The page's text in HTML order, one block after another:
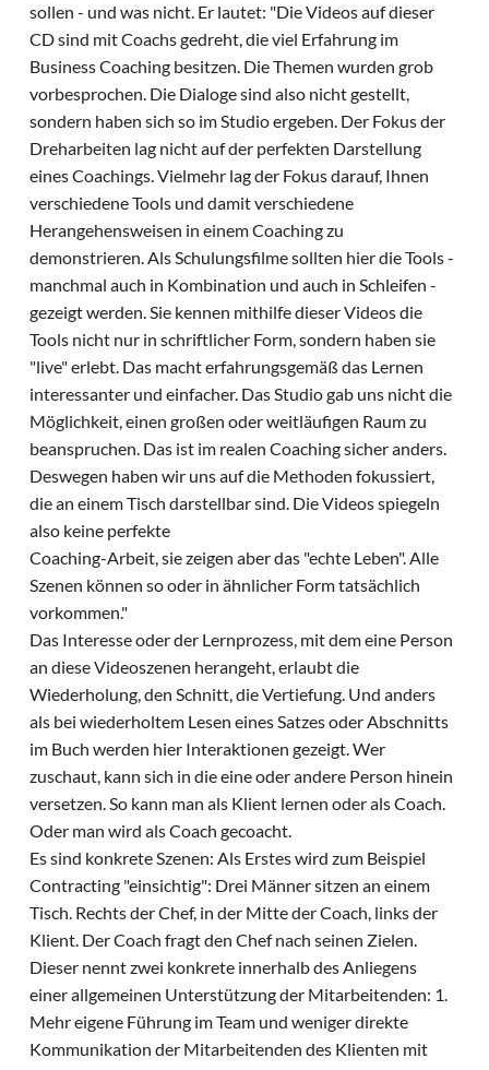
sollen - und was nicht. Er lautet: "Die Videos auf dieser
CD sind mit Coachs gedreht, die viel Erfahrung im
Business Coaching besitzen. Die Themen wurden grob
vorbesprochen. Die Dialoge sind also nicht gestellt,
sondern haben sich so im Studio ergeben. Der Fokus der
Dreharbeiten lag nicht auf der perfekten Darstellung
eines Coachings. Vielmehr lag der Fokus darauf, Ihnen
verschiedene Tools und damit verschiedene
Herangehensweisen in einem Coaching zu
demonstrieren. Als Schulungsfilme sollten hier die Tools -
manchmal auch in Kombination und auch in Schleifen -
gezeigt werden. Sie kennen mithilfe dieser Videos die
Tools nicht nur in schriftlicher Form, sondern haben sie
"live" erlebt. Das macht erfahrungsgemäß das Lernen
interessanter und einfacher. Das Studio gab uns nicht die
Möglichkeit, einen großen oder weitläufigen Raum zu
beanspruchen. Das ist im realen Coaching sicher anders.
Deswegen haben wir uns auf die Methoden fokussiert,
die an einem Tisch darstellbar sind. Die Videos spiegeln
also keine perfekte
Coaching-Arbeit, sie zeigen aber das "echte Leben". Alle
Szenen können so oder in ähnlicher Form tatsächlich
vorkommen."
Das Interesse oder der Lernprozess, mit dem eine Person
an diese Videoszenen herangeht, erlaubt die
Wiederholung, den Schnitt, die Vertiefung. Und anders
als bei wiederholtem Lesen eines Satzes oder Abschnitts
im Buch werden hier Interaktionen gezeigt. Wer
zuschaut, kann sich in die eine oder andere Person hinein
versetzen. So kann man als Klient lernen oder als Coach.
Oder man wird als Coach gecoacht.
Es sind konkrete Szenen: Als Erstes wird zum Beispiel
Contracting "einsichtig": Drei Männer sitzen an einem
Tisch. Rechts der Chef, in der Mitte der Coach, links der
Klient. Der Coach fragt den Chef nach seinen Zielen.
Dieser nennt zwei konkrete innerhalb des Anliegens
einer allgemeinen Unterstützung der Mitarbeitenden: 1.
Mehr eigene Führung im Team und weniger direkte
Kommunikation der Mitarbeitenden des Klienten mit